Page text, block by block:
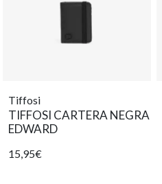
Tiffosi
TIFFOSI CARTERA NEGRA
EDWARD
15,95€